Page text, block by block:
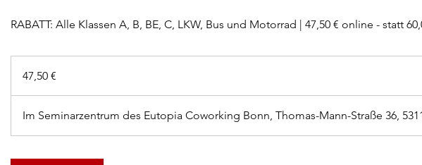
RABATT: Alle Klassen A, B, BE, C, LKW, Bus und Motorrad | 47,50 € online - statt
47,50 €
Im Seminarzentrum des Eutopia Coworking Bonn, Thomas-Mann-Straße 36,